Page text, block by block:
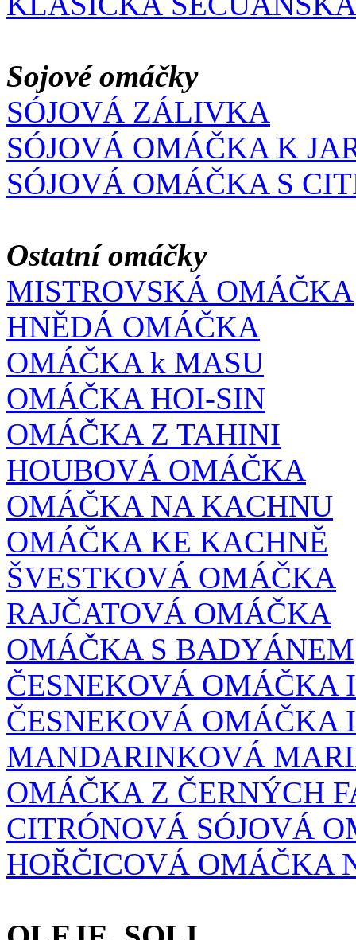
Sojové omáčky
SÓJOVÁ ZÁLIVKA
SÓJOVÁ OMÁČKA K
SÓJOVÁ OMÁČKA S
Ostatní omáčky
MISTROVSKÁ OMÁČKA
HNĚDÁ OMÁČKA
OMÁČKA k MASU
OMÁČKA HOI-SIN
OMÁČKA Z TAHINI
HOUBOVÁ OMÁČKA
OMÁČKA NA KACHNU
OMÁČKA KE KACHNĚ
ŠVESTKOVÁ OMÁČKA
RAJČATOVÁ OMÁČKA
OMÁČKA S BADYÁNEM
ČESNEKOVÁ OMÁČKA
ČESNEKOVÁ OMÁČKA
MANDARINKOVÁ
OMÁČKA Z ČERNÝCH
CITRÓNOVÁ SÓJOVÁ
HOŘČICOVÁ OMÁČKA